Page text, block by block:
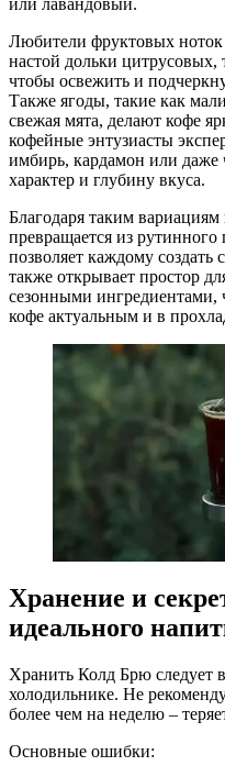
или лавандовый.
Любители фруктовых
настой дольки
чтобы освежить и
Также ягоды, такие как
свежая мята, делают кофе
кофейные энтузиасты
имбирь, кардамон или
характер и глубину вкуса.
Благодаря таким
превращается из рутинного
позволяет каждому
также открывает простор
сезонными ингредиентами,
кофе актуальным и в
Хранение и
идеального
Хранить Колд Брю следует
холодильнике. Не
более чем на неделю –
Основные ошибки: